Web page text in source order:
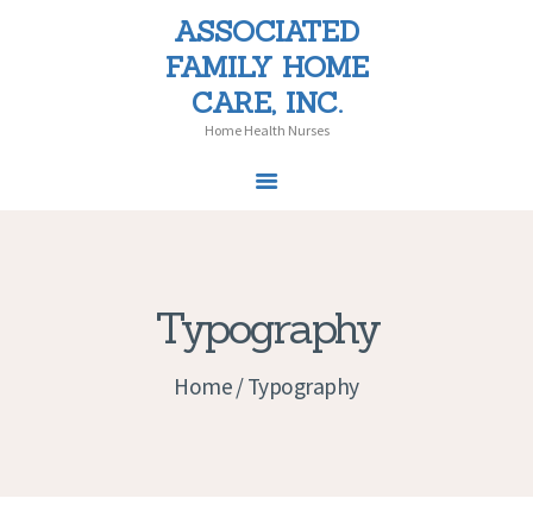
ASSOCIATED
FAMILY HOME
CARE, INC.
Home Health Nurses
Typography
Home Typography
ASSOCIATED FAMILY HOME CARE,
INC.
Home Health Nurses
PATIENT CHOICE
PEDIATRICS